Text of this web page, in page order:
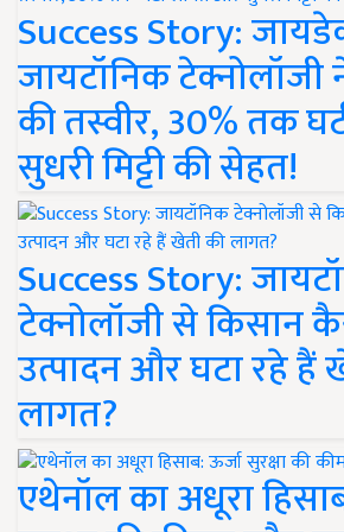
Success Story:
जायटॉनिक
की तस्वीर, 30% तक
सुधरी मिट्टी की सेहत!
Success Story:
टेक्नोलॉजी से किसान
उत्पादन और घटा रहे हैं
लागत?
एथेनॉल का अधूरा